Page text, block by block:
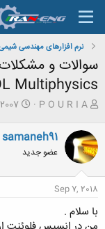
نرم افزارهای مهندسی
سوالات و
Multiphysics
ش
و
ع
ک
ن
ن
د
م
P O U R I A
ت
ی
ر
samaneh91
عضو جدید
Sep 7, 2018
با سلام .